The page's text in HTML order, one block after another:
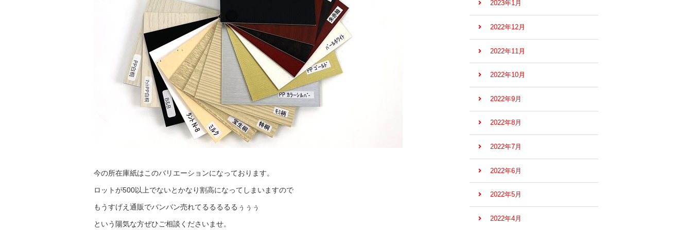
今の所在庫紙はこのバリエーションになっております。
ロットが500以上でないとかなり割高になってしまいますので
もうすげえ通販でバンバン売れてるるるるるぅぅぅ
という陽気な方ぜひご相談くださいませ。
2023年1月
2022年12月
2022年11月
2022年10月
2022年9月
2022年8月
2022年7月
2022年6月
2022年5月
2022年4月